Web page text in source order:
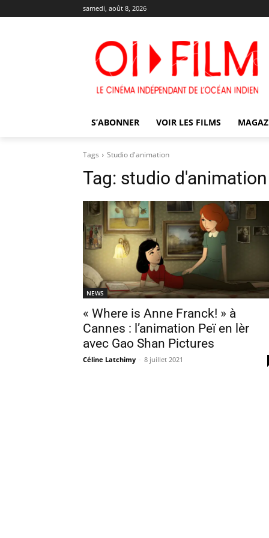
samedi, août 8, 2026
S’ABONNER VOIR LES FILMS
Tags Studio d'animation
Tag: studio d'animation
NEWS
« Where is Anne Franck! » à
Cannes : l’animation Peï en lèr
avec Gao Shan Pictures
Céline Latchimy - 8 juillet 2021